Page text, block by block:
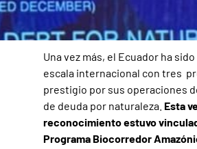
Una vez más, el Ecuador ha
escala internacional con tres
prestigio por sus operaciones
de deuda por naturaleza. Esta
reconocimiento estuvo
Programa Biocorredor